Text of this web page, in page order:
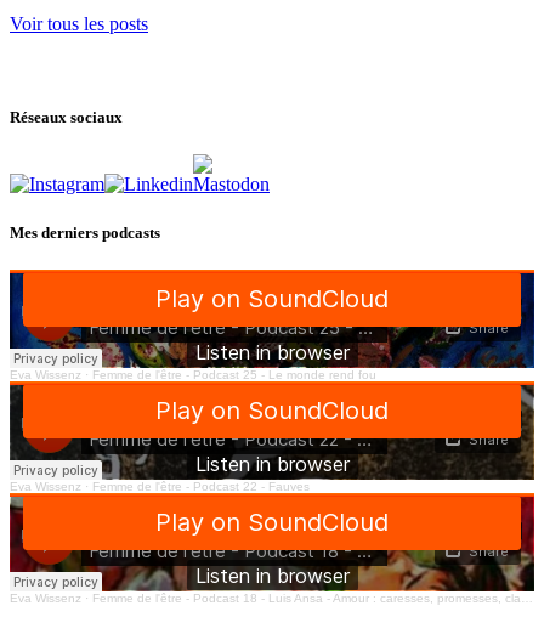
Voir tous les posts
Réseaux sociaux
Mes derniers podcasts
Eva Wissenz · Femme de l'être - Podcast 25 - Le monde rend fou
Eva Wissenz · Femme de l'être - Podcast 22 - Fauves
Eva Wissenz · Femme de l'être - Podcast 18 - Luis Ansa - Amour : caresses, promesses, clarté